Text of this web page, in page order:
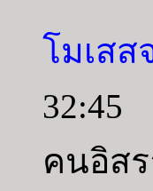
โมเสส
32:45
คนอิส